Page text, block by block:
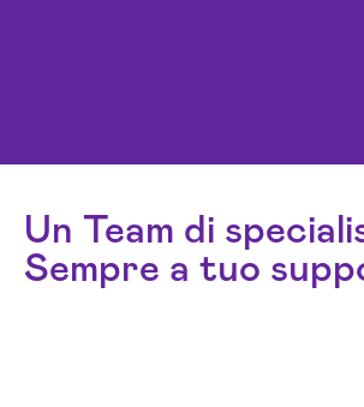
Un Team di
Sempre a tuo